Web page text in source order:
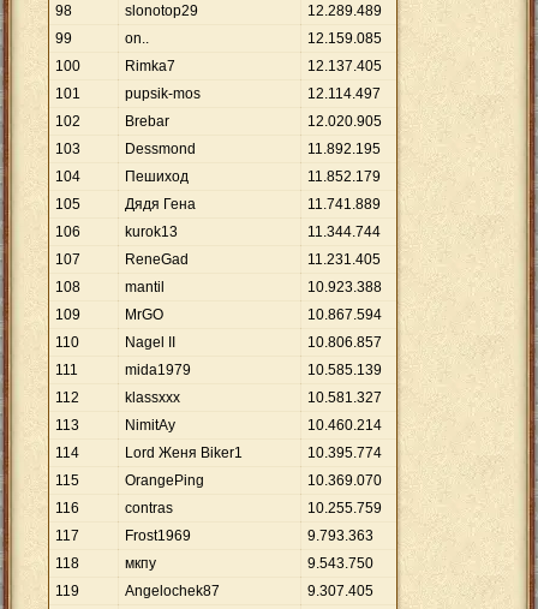
98 slonotop29 12.289.489
99
on.. 12.159.085
100
Rimka7 12.137.405
101
pupsik-mos 12.114.497
102
Brebar 12.020.905
103
Dessmond 11.892.195
104
Пешиход 11.852.179
105
Дядя Гена 11.741.889
106
kurok13 11.344.744
107
ReneGad 11.231.405
108
mantil 10.923.388
109
MrGО 10.867.594
110
Nagel II 10.806.857
111
mida1979 10.585.139
112
klassxxx 10.581.327
113
NimitAy 10.460.214
114
Lord Женя Biker1 10.395.774
115
OrangеPing 10.369.070
116
contras 10.255.759
117
Frost1969 9.793.363
118
мкпу 9.543.750
119
Angelochek87 9.307.405